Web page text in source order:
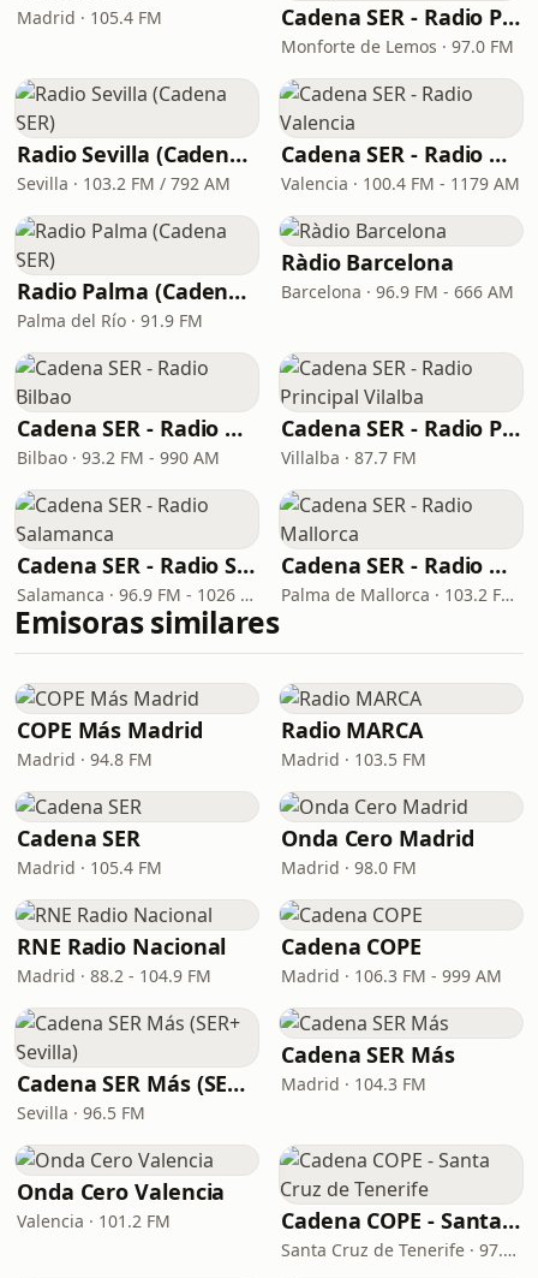
Madrid · 105.4 FM Cadena SER - Radio Principal Monforte
Monforte de Lemos · 97.0 FM
Radio Sevilla (Cadena SER)
Sevilla · 103.2 FM / 792 AM
Cadena SER - Radio Valencia
Valencia · 100.4 FM - 1179 AM
Radio Palma (Cadena SER)
Palma del Río · 91.9 FM
Ràdio Barcelona
Barcelona · 96.9 FM - 666 AM
Cadena SER - Radio Bilbao
Bilbao · 93.2 FM - 990 AM
Cadena SER - Radio Principal Vilalba
Villalba · 87.7 FM
Cadena SER - Radio Salamanca
Salamanca · 96.9 FM - 1026 AM
Cadena SER - Radio Mallorca
Palma de Mallorca · 103.2 FM, 1080 AM
Emisoras similares
COPE Más Madrid
Madrid · 94.8 FM
Radio MARCA
Madrid · 103.5 FM
Cadena SER
Madrid · 105.4 FM
Onda Cero Madrid
Madrid · 98.0 FM
RNE Radio Nacional
Madrid · 88.2 - 104.9 FM
Cadena COPE
Madrid · 106.3 FM - 999 AM
Cadena SER Más (SER+ Sevilla)
Sevilla · 96.5 FM
Cadena SER Más
Madrid · 104.3 FM
Onda Cero Valencia
Valencia · 101.2 FM Cadena COPE - Santa Cruz de Tenerife
Santa Cruz de Tenerife · 97.1 FM - 882 AM